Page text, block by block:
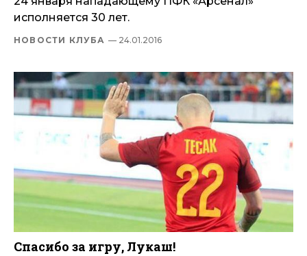
исполняется 30 лет.
НОВОСТИ КЛУБА — 24.01.2016
Спасибо за игру, Лукаш!